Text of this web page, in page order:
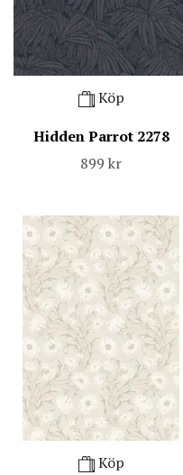
Köp
Hidden Parrot 2278
899 kr
Köp